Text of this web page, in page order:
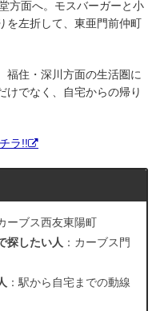
方面へ。モスバーガーと小
を左折して、東亜門前仲町
福住・深川方面の生活圏に
けでなく、自宅からの帰り
ラ!!
ーブス西友東陽町
探したい人 ：カーブス門
：駅から自宅までの動線